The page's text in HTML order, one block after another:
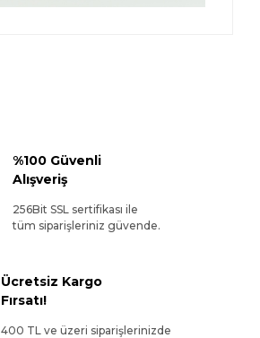
%100 Güvenli
Alışveriş
256Bit SSL sertifikası ile
tüm siparişleriniz güvende.
Ücretsiz Kargo
Fırsatı!
400 TL ve üzeri siparişlerinizde